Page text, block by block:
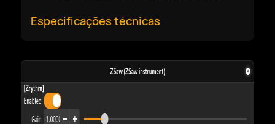
Especificações técnicas